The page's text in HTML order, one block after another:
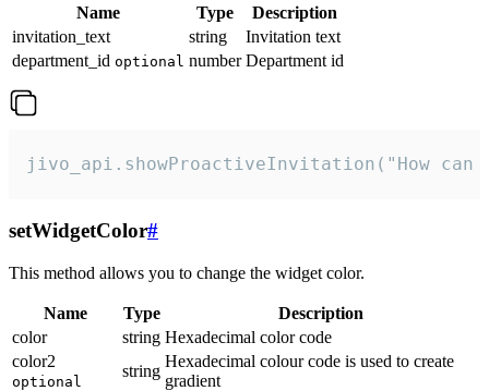
Name Type
Description
invitation_text
string
Invitation text
department_id optional number Department id
jivo_api.showProactiveInvitation("How
setWidgetColor#
This method allows you to change the widget color.
Name Type
Description
color
string Hexadecimal color code
color2
optional
string
Hexadecimal colour code is used to create
gradient